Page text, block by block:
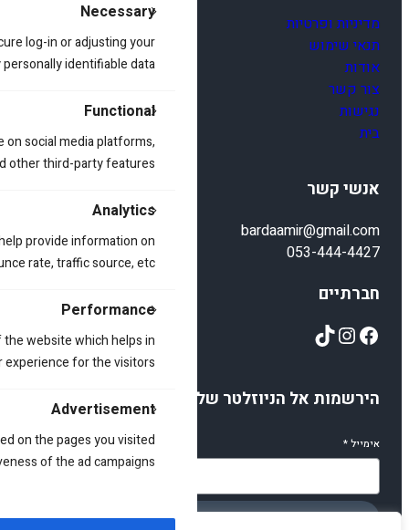
Necessary
log-in or adjusting your
identifiable data.
Functional
social media platforms,
other third-party features.
Analytics
provide information on
rate, traffic source, etc.
Performance
website which helps in
for the visitors.
Advertisement
on the pages you visited
of the ad campaigns.
מדיניות ופרטיות
תנאי שימוש
אודות
צור קשר
נגישות
בית
אנשי קשר
bardaamir@gmail.com
053-444-4427
חברתיים
Facebook
Instagram
TikTok
הירשמות אל הניוזלטר שלנו
אימייל*